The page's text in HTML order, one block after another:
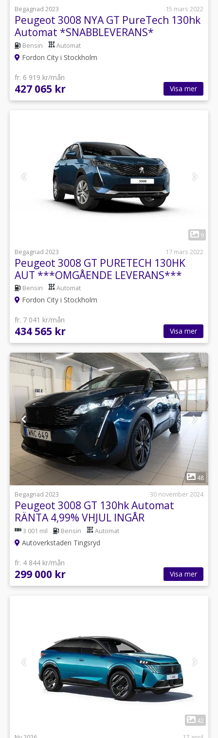
Begagnad 2023
15 mars 2022
Peugeot 3008 NYA GT PureTech 130hk
Automat *SNABBLEVERANS*
Bensin Automat
Fordon City i Stockholm
fr. 6 919 kr/mån
427 065 kr Visa mer
9
Begagnad 2023
17 mars 2022
Peugeot 3008 GT PURETECH 130HK
AUT ***OMGÅENDE LEVERANS***
Bensin Automat
Fordon City i Stockholm
fr. 7 041 kr/mån
434 565 kr Visa mer
1
48
Begagnad 2023
30 november 2024
Peugeot 3008 GT 130hk Automat
RÄNTA 4,99% VHJUL INGÅR
3 001 mil Bensin Automat
Autoverkstaden Tingsryd
fr. 4 844 kr/mån
299 000 kr Visa mer
42